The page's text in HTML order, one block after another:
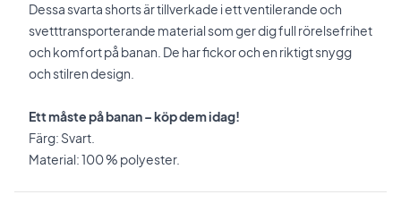
Dessa svarta shorts är tillverkade i ett ventilerande och
svetttransporterande material som ger dig full rörelsefrihet
och komfort på banan. De har fickor och en riktigt snygg
och stilren design.
Ett måste på banan – köp dem idag!
Färg: Svart.
Material: 100 % polyester.